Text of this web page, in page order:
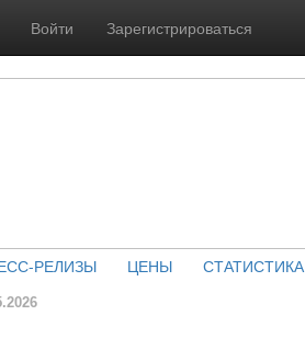
Войти Зарегистрироваться
РЕЛИЗЫ ЦЕНЫ СТАТИСТИКА